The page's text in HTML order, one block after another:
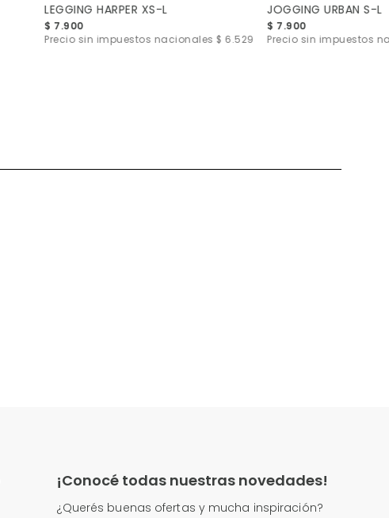
LEGGING HARPER XS-L
$ 7.900
Precio sin impuestos nacionales $ 6.529
JOGGING URBAN S-L
$ 7.900
Precio sin impuestos
¡Conocé todas nuestras novedades!
¿Querés buenas ofertas y mucha inspiración?